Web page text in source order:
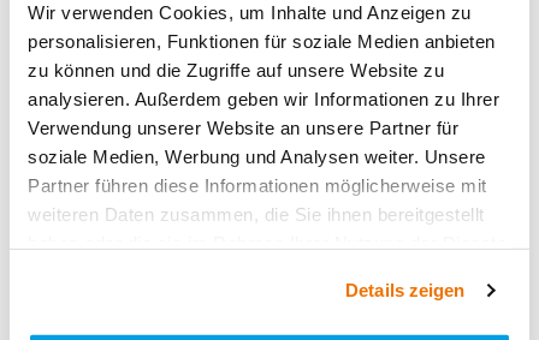
Wir verwenden Cookies, um Inhalte und Anzeigen zu
personalisieren, Funktionen für soziale Medien anbieten
zu können und die Zugriffe auf unsere Website zu
analysieren. Außerdem geben wir Informationen zu Ihrer
Verwendung unserer Website an unsere Partner für
soziale Medien, Werbung und Analysen weiter. Unsere
Partner führen diese Informationen möglicherweise mit
weiteren Daten zusammen, die Sie ihnen bereitgestellt
Details zeigen